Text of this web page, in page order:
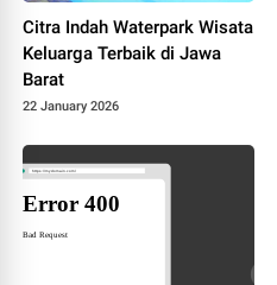
Citra Indah Waterpark Wisata
Keluarga Terbaik di Jawa
Barat
22 January 2026